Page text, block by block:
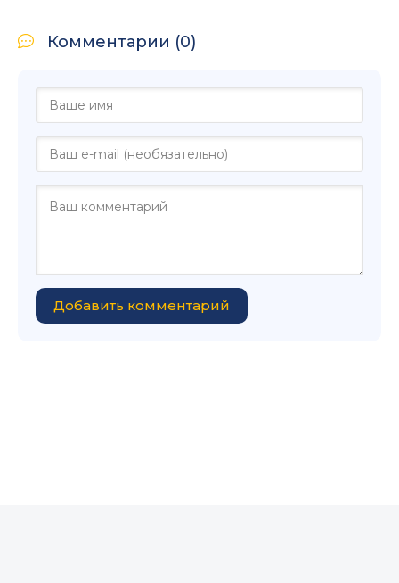
Комментарии (0)
Добавить комментарий